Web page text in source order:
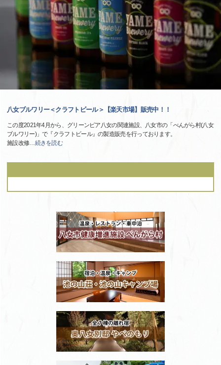
八女ブルワリー＜クラフトビール＞【楽天市場】販売中！！
この度2021年4月から、グリーンピア八女の関連施設、八女市の「べんがら村(八女
ブルワリー)」で『クラフトビール』の製造販売を行っております。
施設改修… 続きを読む